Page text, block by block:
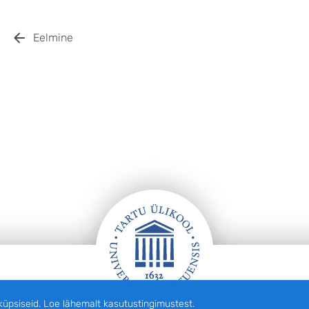
Eelmine
Loe lähemalt kasutustingimustest.